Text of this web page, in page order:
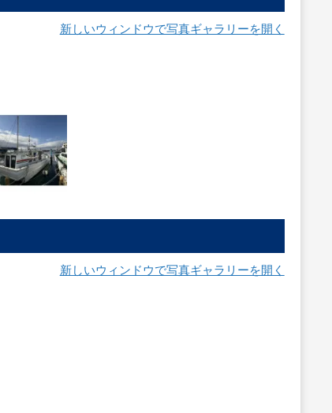
新しいウィンドウで写真ギャラリーを開く
新しいウィンドウで写真ギャラリーを開く